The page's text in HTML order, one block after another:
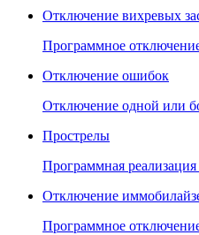
Отключение вихревых
Программное
Отключение ошибок
Отключение одной или
Прострелы
Программная реализация
Отключение
Программное